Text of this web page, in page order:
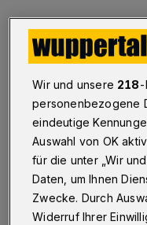
Wuppertal·Auftakt
in Wuppertal: Der
„Bürger*innen-
folgen. Geplant sind
Gesprächsformate
07.10.2021 , 21:30 Uhr
Wir und unsere 218-
personenbezogene
eindeutige
Auswahl von OK
für die unter „Wir
Daten, um Ihnen
Zwecke. Durch
Widerruf Ihrer